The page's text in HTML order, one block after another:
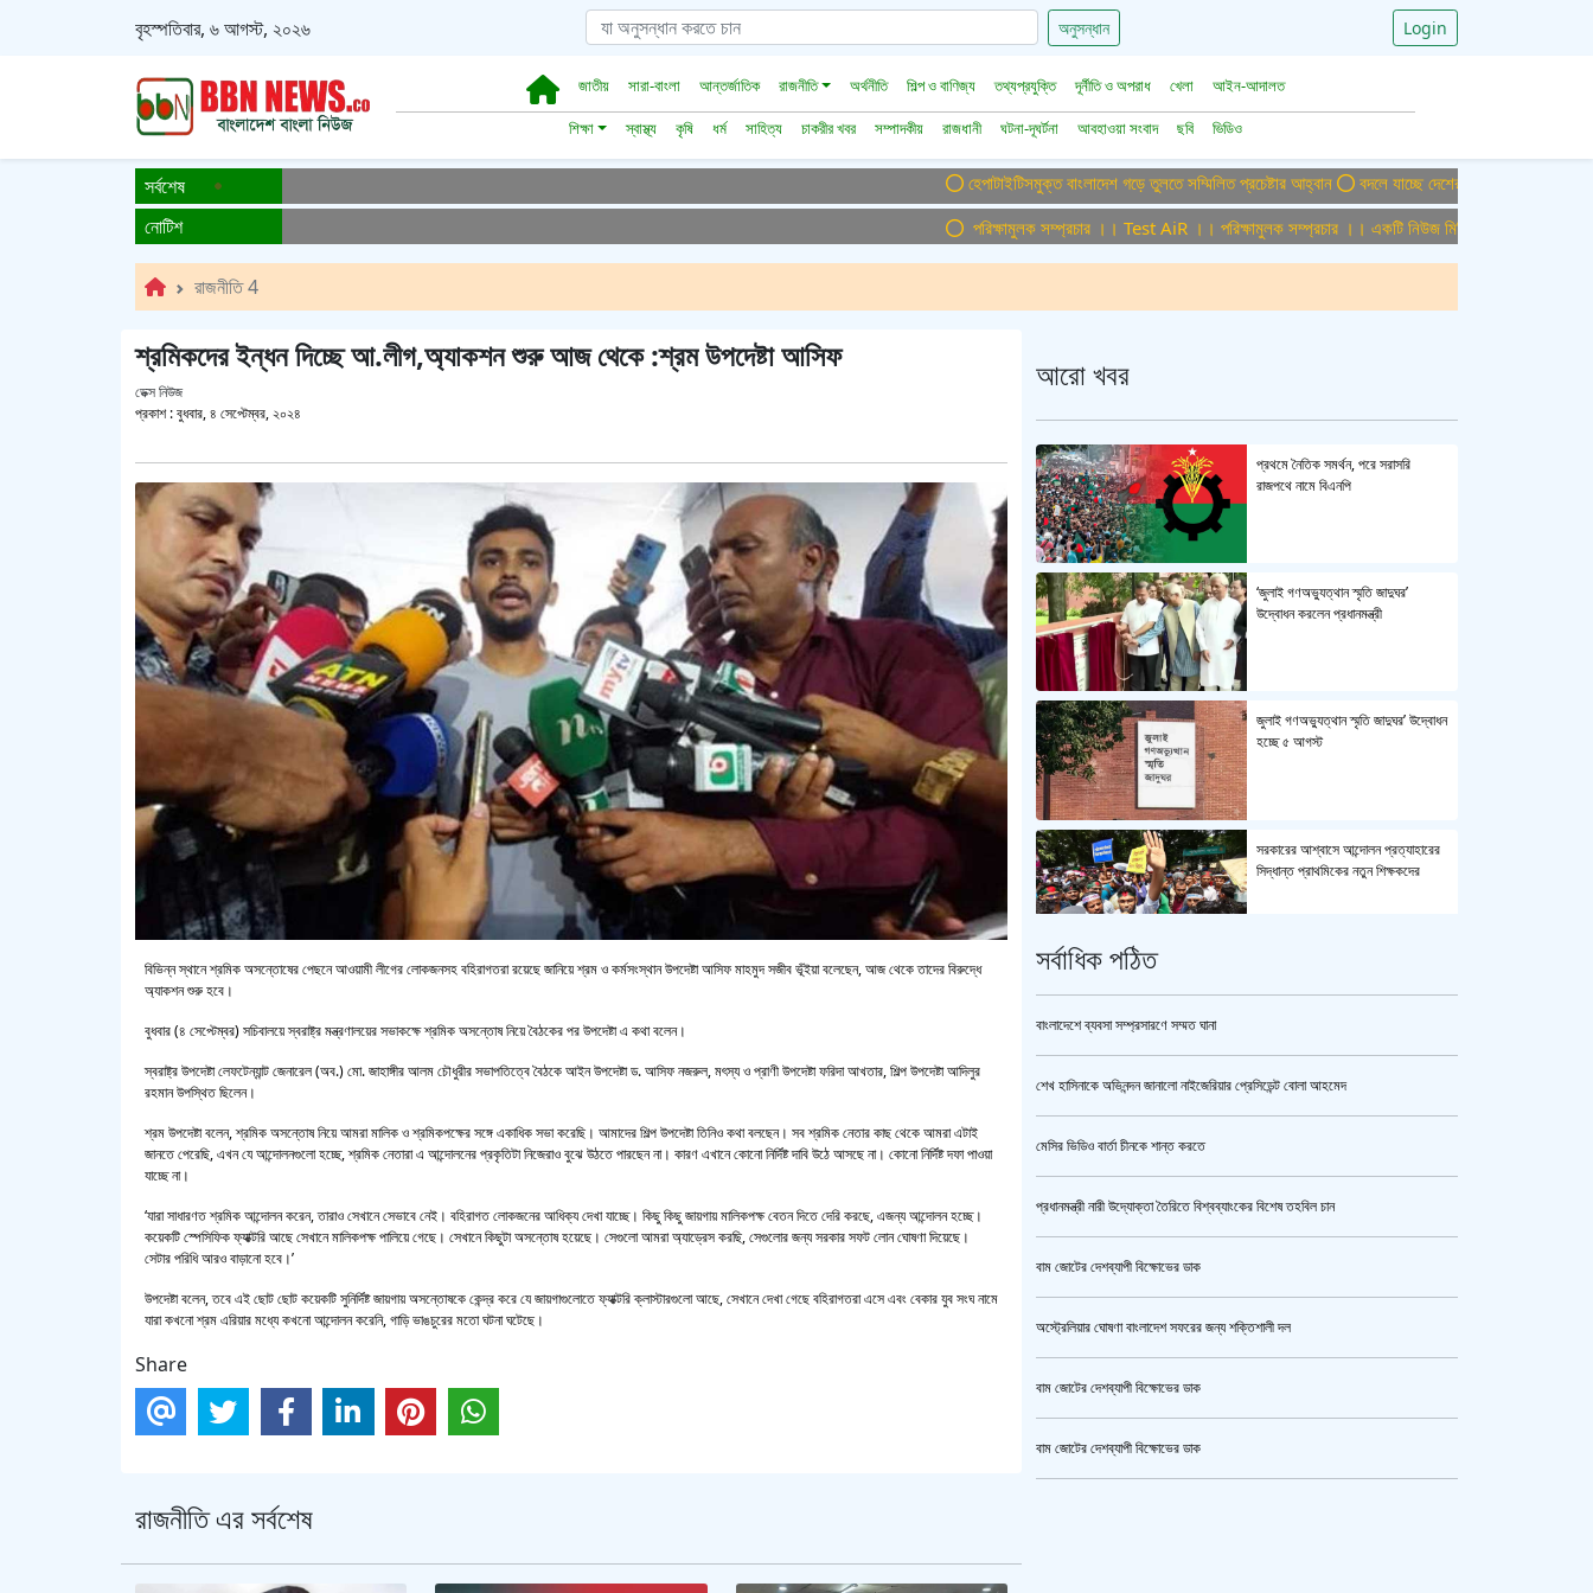
বৃহস্পতিবার, ৬ আগস্ট, ২০২৬ অনুসন্ধান Login
জাতীয় সারা-বাংলা আন্তর্জাতিক রাজনীতি অর্থনীতি শিল্প ও বাণিজ্য তথ্যপ্রযুক্তি দূর্নীতি ও অপরাধ খেলা
আইন-আদালত
শিক্ষা
স্বাস্থ্য কৃষি ধর্ম সাহিত্য চাকরীর খবর সম্পাদকীয় রাজধানী ঘটনা-দূঘর্টনা আবহাওয়া সংবাদ ছবি ভিডিও
সর্বশেষ হেপাটাইটিসমুক্ত বাংলাদেশ গড়ে তুলতে সম্মিলিত প্রচেষ্টার আহ্বান বদলে যাচ্ছে দেশের বিমান ও পর্যটন খাত,
নোটিশ পরিক্ষামুলক সম্প্রচার ।। Test AiR ।। পরিক্ষামুলক সম্প্রচার ।। একটি নিউজ মিডিয়া হাউজের জন্য অফিস
রাজনীতি 4
শ্রমিকদের ইন্ধন দিচ্ছে আ.লীগ,অ্যাকশন শুরু আজ থেকে :শ্রম উপদেষ্টা আসিফ
ডেক্স নিউজ
প্রকাশ :বুধবার, ৪ সেপ্টেম্বর, ২০২৪
বিভিন্ন স্থানে শ্রমিক অসন্তোষের পেছনে আওয়ামী লীগের লোকজনসহ বহিরাগতরা রয়েছে জানিয়ে শ্রম ও কর্মসংস্থান উপদেষ্টা আসিফ মাহমুদ সজীব ভূঁইয়া বলেছেন, আজ থেকে তাদের বিরুদ্ধে
অ্যাকশন শুরু হবে।
বুধবার (৪ সেপ্টেম্বর) সচিবালয়ে স্বরাষ্ট্র মন্ত্রণালয়ের সভাকক্ষে শ্রমিক অসন্তোষ নিয়ে বৈঠকের পর উপদেষ্টা এ কথা বলেন।
স্বরাষ্ট্র উপদেষ্টা লেফটেন্যান্ট জেনারেল (অব.) মো. জাহাঙ্গীর আলম চৌধুরীর সভাপতিত্বে বৈঠকে আইন উপদেষ্টা ড. আসিফ নজরুল, মৎস্য ও প্রাণী উপদেষ্টা ফরিদা আখতার, শিল্প উপদেষ্টা আদিলুর
রহমান উপস্থিত ছিলেন।
শ্রম উপদেষ্টা বলেন, শ্রমিক অসন্তোষ নিয়ে আমরা মালিক ও শ্রমিকপক্ষের সঙ্গে একাধিক সভা করেছি। আমাদের শিল্প উপদেষ্টা তিনিও কথা বলছেন। সব শ্রমিক নেতার কাছ থেকে আমরা এটাই
জানতে পেরেছি, এখন যে আন্দোলনগুলো হচ্ছে, শ্রমিক নেতারা এ আন্দোলনের প্রকৃতিটা নিজেরাও বুঝে উঠতে পারছেন না। কারণ এখানে কোনো নির্দিষ্ট দাবি উঠে আসছে না। কোনো নির্দিষ্ট দফা পাওয়া
যাচ্ছে না।
‘যারা সাধারণত শ্রমিক আন্দোলন করেন, তারাও সেখানে সেভাবে নেই। বহিরাগত লোকজনের আধিক্য দেখা যাচ্ছে। কিছু কিছু জায়গায় মালিকপক্ষ বেতন দিতে দেরি করছে, এজন্য আন্দোলন হচ্ছে।
কয়েকটি স্পেসিফিক ফ্যাক্টরি আছে সেখানে মালিকপক্ষ পালিয়ে গেছে। সেখানে কিছুটা অসন্তোষ হয়েছে। সেগুলো আমরা অ্যাড্রেস করছি, সেগুলোর জন্য সরকার সফট লোন ঘোষণা দিয়েছে।
সেটার পরিধি আরও বাড়ানো হবে।’
উপদেষ্টা বলেন, তবে এই ছোট ছোট কয়েকটি সুনির্দিষ্ট জায়গায় অসন্তোষকে কেন্দ্র করে যে জায়গাগুলোতে ফ্যাক্টরি ক্লাস্টারগুলো আছে, সেখানে দেখা গেছে বহিরাগতরা এসে এবং বেকার যুব সংঘ নামে
যারা কখনো শ্রম এরিয়ার মধ্যে কখনো আন্দোলন করেনি, গাড়ি ভাঙচুরের মতো ঘটনা ঘটেছে।
Share
রাজনীতি এর সর্বশেষ
আরো খবর
প্রথমে নৈতিক সমর্থন, পরে সরাসরি
রাজপথে নামে বিএনপি
‘জুলাই গণঅভ্যুত্থান স্মৃতি জাদুঘর’
উদ্বোধন করলেন প্রধানমন্ত্রী
জুলাই গণঅভ্যুত্থান স্মৃতি জাদুঘর’ উদ্বোধন
হচ্ছে ৫ আগস্ট
সরকারের আশ্বাসে আন্দোলন প্রত্যাহারের
সিদ্ধান্ত প্রাথমিকের নতুন শিক্ষকদের
লাঠিয়াল বাহিনী নয় : স্বরাষ্ট্রমন্ত্রী
ক্যামেরার টান আজও অটুট, মঞ্চ-সিনেমা
এসএসসি ও সমমানের পরীক্ষার ফলাফল ১০
সর্বাধিক পঠিত
বাংলাদেশে ব্যবসা সম্প্রসারণে সম্মত ঘানা
শেখ হাসিনাকে অভিনন্দন জানালো নাইজেরিয়ার প্রেসিডেন্ট বোলা আহমেদ
মেসির ভিডিও বার্তা চীনকে শান্ত করতে
প্রধানমন্ত্রী নারী উদ্যোক্তা তৈরিতে বিশ্বব্যাংকের বিশেষ তহবিল চান
বাম জোটের দেশব্যাপী বিক্ষোভের ডাক
অস্ট্রেলিয়ার ঘোষণা বাংলাদেশ সফরের জন্য শক্তিশালী দল
বাম জোটের দেশব্যাপী বিক্ষোভের ডাক
বাম জোটের দেশব্যাপী বিক্ষোভের ডাক